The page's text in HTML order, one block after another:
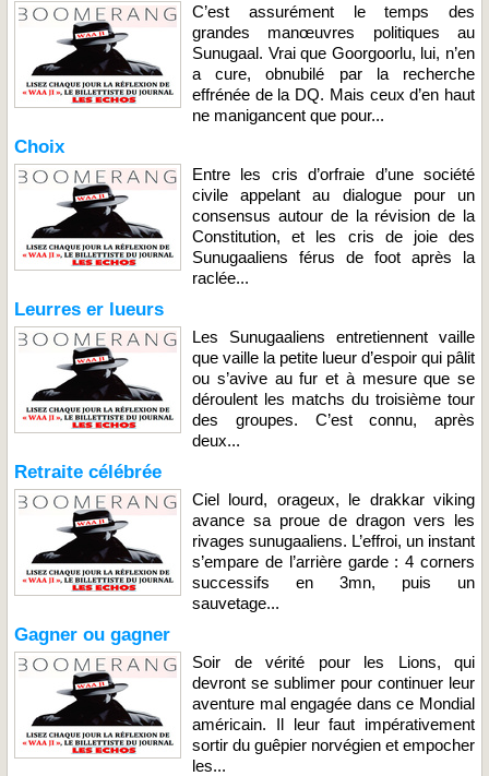
C’est assurément le temps des
grandes manœuvres politiques au
Sunugaal. Vrai que Goorgoorlu, lui, n’en
a cure, obnubilé par la recherche
effrénée de la DQ. Mais ceux d’en haut
ne manigancent que pour...
Choix
Entre les cris d’orfraie d’une société
civile appelant au dialogue pour un
consensus autour de la révision de la
Constitution, et les cris de joie des
Sunugaaliens férus de foot après la
raclée...
Leurres er lueurs
Les Sunugaaliens entretiennent vaille
que vaille la petite lueur d’espoir qui pâlit
ou s’avive au fur et à mesure que se
déroulent les matchs du troisième tour
des groupes. C’est connu, après
deux...
Retraite célébrée
Ciel lourd, orageux, le drakkar viking
avance sa proue de dragon vers les
rivages sunugaaliens. L’effroi, un instant
s’empare de l’arrière garde : 4 corners
successifs en 3mn, puis un
sauvetage...
Gagner ou gagner
Soir de vérité pour les Lions, qui
devront se sublimer pour continuer leur
aventure mal engagée dans ce Mondial
américain. Il leur faut impérativement
sortir du guêpier norvégien et empocher
les...